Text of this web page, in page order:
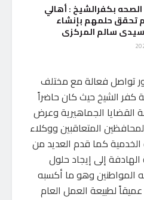
بكفرالشيخ : أهالي
تحقق حلمهم بإنشاء
سالم المركزى
تواصل فعالة مع مختلف
كفر الشيخ حيث كان حاضراً
الجماهيرية وعرض
المتعاقبين ووكلاء
الخدمية كما قدم العديد من
إلى إيجاد حلول
المواطنين وهو ما أكسبه
لطبيعة العمل العام